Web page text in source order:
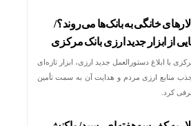
خانگی به بانک‌ها می‌روند؟/
از ابزار جدید ارزی بانک مرکزی
با ابلاغ دستورالعمل جدید ارزی، ابزار تازه‌ای
منابع ارزی مردم و هدایت آن به سمت تأمین
کرد.